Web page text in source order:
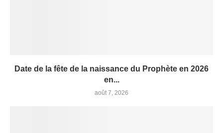
Date de la fête de la naissance du Prophète en 2026
en...
août 7, 2026